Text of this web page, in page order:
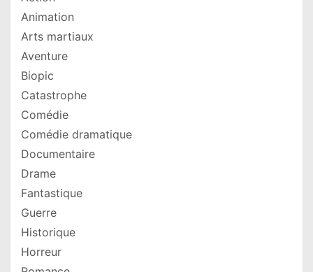
Animation
Arts martiaux
Aventure
Biopic
Catastrophe
Comédie
Comédie dramatique
Documentaire
Drame
Fantastique
Guerre
Historique
Horreur